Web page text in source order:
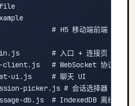
# H5 移动端前端
# 入口 + 连接页
# WebSocket 协议层
ui.js     # 聊天 UI
picker.js # 会话选择器（切换/
db.js  # IndexedDB 离线消息